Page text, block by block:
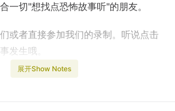
一切"想找点恐怖故事听"的朋友。
或者直接参加我们的录制。听说点击
发生哦。
些渠道：
展开Show Notes